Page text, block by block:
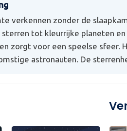
verkennen zonder de
tot kleurrijke planeten
zorgt voor een speelse sfeer.
astronauten. De